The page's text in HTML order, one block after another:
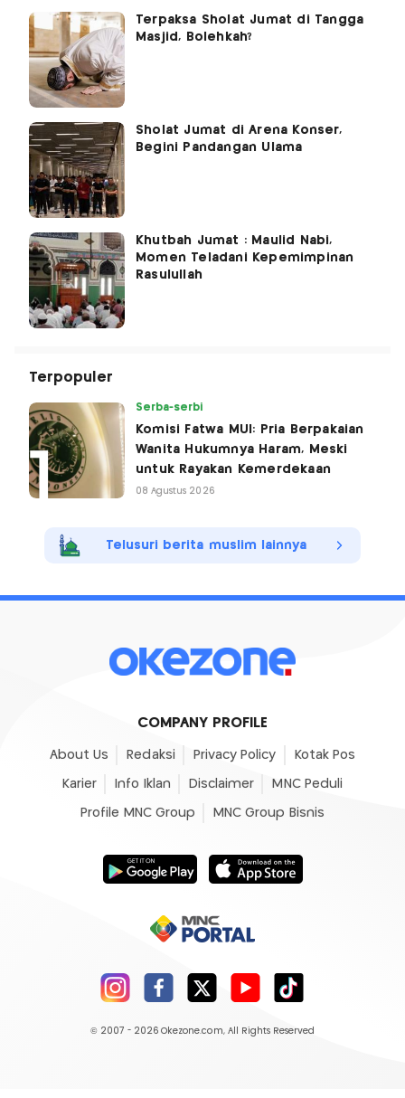
Terpaksa Sholat Jumat di Tangga
Masjid, Bolehkah?
Sholat Jumat di Arena Konser,
Begini Pandangan Ulama
Khutbah Jumat : Maulid Nabi,
Momen Teladani Kepemimpinan
Rasulullah
Terpopuler
Serba-serbi
Komisi Fatwa MUI: Pria Berpakaian
Wanita Hukumnya Haram, Meski
untuk Rayakan Kemerdekaan
08 Agustus 2026
Telusuri berita muslim lainnya